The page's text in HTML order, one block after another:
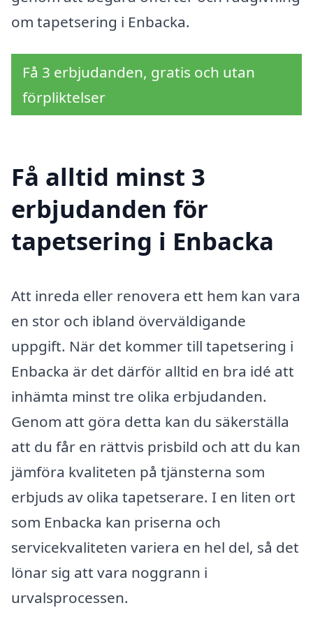
om tapetsering i Enbacka.
Få 3 erbjudanden, gratis och utan
förpliktelser
Få alltid minst 3
erbjudanden för
tapetsering i Enbacka
Att inreda eller renovera ett hem kan vara
en stor och ibland överväldigande
uppgift. När det kommer till tapetsering i
Enbacka är det därför alltid en bra idé att
inhämta minst tre olika erbjudanden.
Genom att göra detta kan du säkerställa
att du får en rättvis prisbild och att du kan
jämföra kvaliteten på tjänsterna som
erbjuds av olika tapetserare. I en liten ort
som Enbacka kan priserna och
servicekvaliteten variera en hel del, så det
lönar sig att vara noggrann i
urvalsprocessen.